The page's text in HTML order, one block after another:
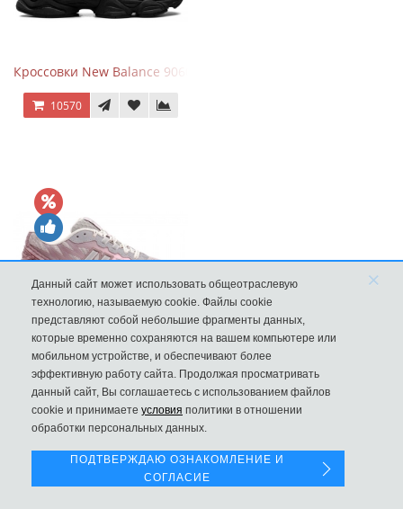
Кроссовки New Balance 9060 Triple Black
10570
New Balance 1906R Fantomfit Ice Wine
9970
Данный сайт может использовать общеотраслевую
технологию, называемую cookie. Файлы cookie
представляют собой небольшие фрагменты данных,
которые временно сохраняются на вашем компьютере или
мобильном устройстве, и обеспечивают более
эффективную работу сайта. Продолжая просматривать
данный сайт, Вы соглашаетесь с использованием файлов
cookie и принимаете условия политики в отношении
обработки персональных данных.
×
ПОДТВЕРЖДАЮ ОЗНАКОМЛЕНИЕ И
СОГЛАСИЕ